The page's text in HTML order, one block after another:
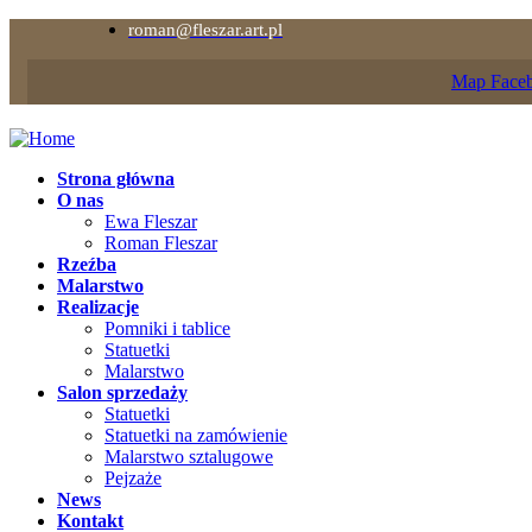
roman@fleszar.art.pl
Map
Strona główna
O nas
Ewa Fleszar
Roman Fleszar
Rzeźba
Malarstwo
Realizacje
Pomniki i tablice
Statuetki
Malarstwo
Salon sprzedaży
Statuetki
Statuetki na zamówienie
Malarstwo sztalugowe
Pejzaże
News
Kontakt